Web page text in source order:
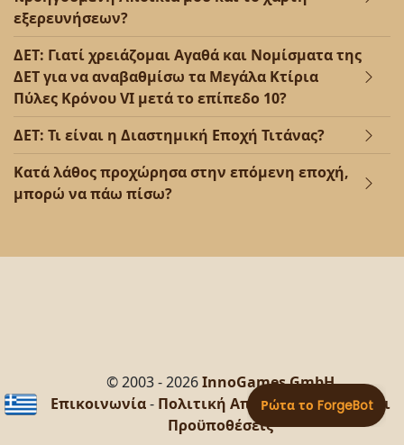
εξερευνήσεων?
ΔΕΤ: Γιατί χρειάζομαι Αγαθά και Νομίσματα της
ΔΕΤ για να αναβαθμίσω τα Μεγάλα Κτίρια
Πύλες Κρόνου VI μετά το επίπεδο 10?
ΔΕΤ: Τι είναι η Διαστημική Εποχή Τιτάνας?
Κατά λάθος προχώρησα στην επόμενη εποχή,
μπορώ να πάω πίσω?
© 2003 - 2026InnoGames GmbH
Επικοινωνία- Πολιτική Απορρήτου -Όροι και
Προϋποθέσεις